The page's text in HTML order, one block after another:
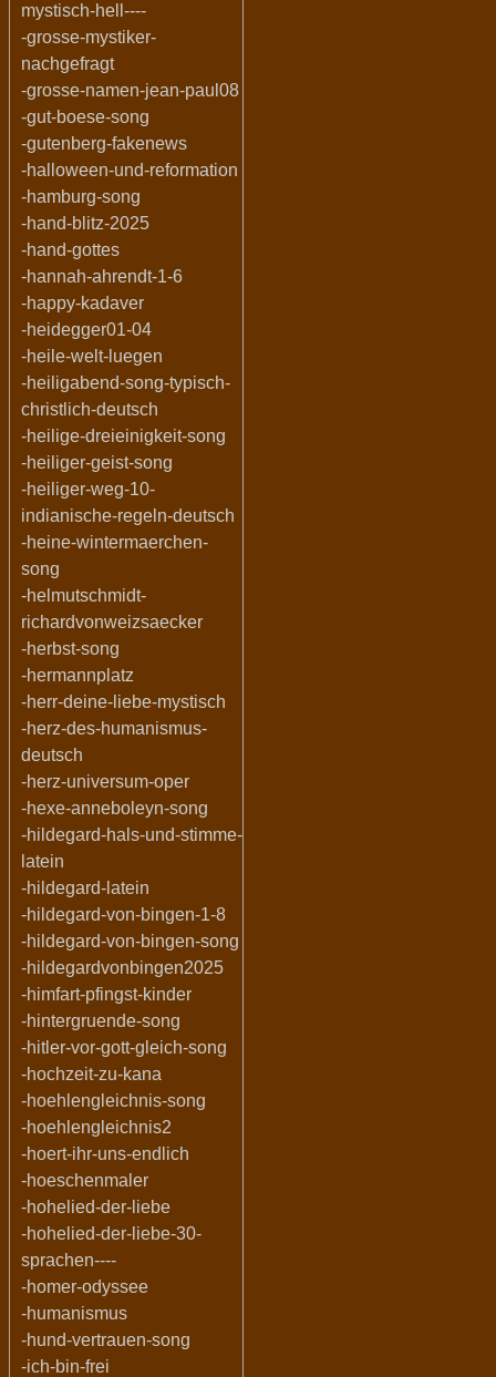
mystisch-hell----
-grosse-mystiker-
nachgefragt
-grosse-namen-jean-paul08
-gut-boese-song
-gutenberg-fakenews
-halloween-und-reformation
-hamburg-song
-hand-blitz-2025
-hand-gottes
-hannah-ahrendt-1-6
-happy-kadaver
-heidegger01-04
-heile-welt-luegen
-heiligabend-song-typisch-
christlich-deutsch
-heilige-dreieinigkeit-song
-heiliger-geist-song
-heiliger-weg-10-
indianische-regeln-deutsch
-heine-wintermaerchen-
song
-helmutschmidt-
richardvonweizsaecker
-herbst-song
-hermannplatz
-herr-deine-liebe-mystisch
-herz-des-humanismus-
deutsch
-herz-universum-oper
-hexe-anneboleyn-song
-hildegard-hals-und-stimme-
latein
-hildegard-latein
-hildegard-von-bingen-1-8
-hildegard-von-bingen-song
-hildegardvonbingen2025
-himfart-pfingst-kinder
-hintergruende-song
-hitler-vor-gott-gleich-song
-hochzeit-zu-kana
-hoehlengleichnis-song
-hoehlengleichnis2
-hoert-ihr-uns-endlich
-hoeschenmaler
-hohelied-der-liebe
-hohelied-der-liebe-30-
sprachen----
-homer-odyssee
-humanismus
-hund-vertrauen-song
-ich-bin-frei